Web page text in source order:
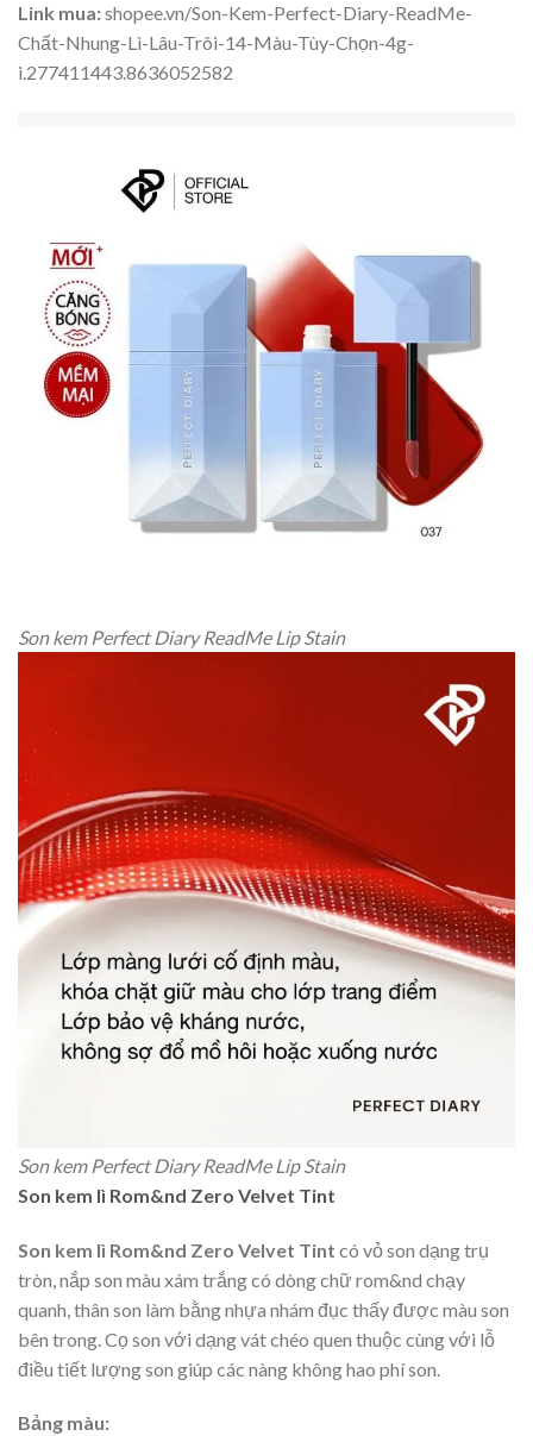
Link mua:shopee.vn/Son-Kem-Perfect-Diary-ReadMe-
Chất-Nhung-Lì-Lâu-Trôi-14-Màu-Tùy-Chọn-4g-
i.277411443.8636052582
Son kem Perfect Diary ReadMe Lip Stain
Son kem Perfect Diary ReadMe Lip Stain
Son kem lì Rom&nd Zero Velvet Tint
Son kem lì Rom&nd Zero Velvet Tint có vỏ son dạng trụ
tròn, nắp son màu xám trắng có dòng chữ rom&nd chạy
quanh, thân son làm bằng nhựa nhám đục thấy được màu son
bên trong. Cọ son với dạng vát chéo quen thuộc cùng với lỗ
điều tiết lượng son giúp các nàng không hao phí son.
Bảng màu: